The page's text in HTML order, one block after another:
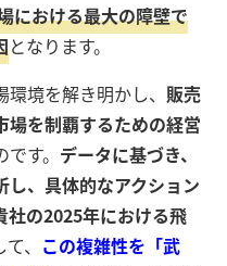
における最大の障壁で
となります。
境を解き明かし、 販売
場を制覇するための経営
す。 データに基づき、
し、具体的なアクション
社の2025年における飛
、 この複雑性を「武